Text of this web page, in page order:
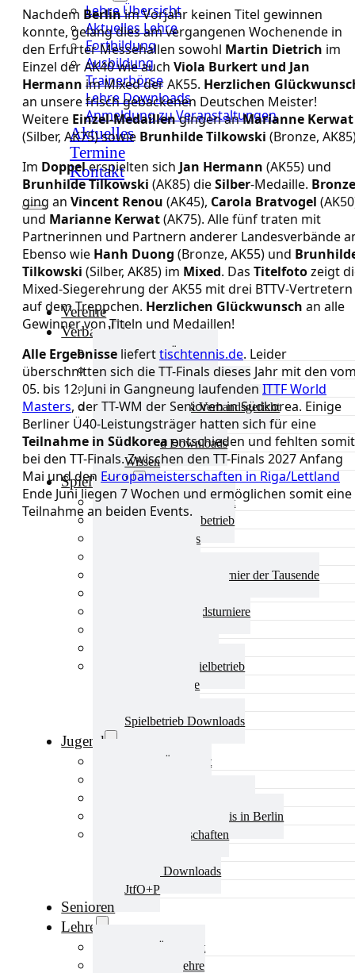
Lehre Übersicht
Aktuelles Lehre
Fortbildung
Ausbildung
Trainerbörse
Lehre Downloads
Anmeldung zu Veranstaltungen
Aktuelles
Termine
Kontakt
Vereine
Verband
Verband Übersicht
Aktuelles Verband
Präsidium & Funktionäre
Ausschüsse & Verbandsgericht
Kinderschutz
Verband Downloads
Wissen
Spielbetrieb
Spielbetrieb Übersicht
Aktuelles Spielbetrieb
BEM & Qualis
TTT – Tischtennisturnier der Tausende
Weitere Verbandsturniere
Mannschaftsspielbetrieb
Vereinsturniere
Spielbetrieb Downloads
Jugend
Jugend Übersicht
Schulsport Tischtennis in Berlin
mini-Meisterschaften
Jugend Downloads
JtfO+P
Senioren
Lehre
Lehre Übersicht
Aktuelles Lehre
Nachdem Berlinim Vorjahr keinen Titel gewinnen
konnte, gelang dies am vergangenen Wochenende in
den Erfurter Messehallen sowohl Martin Dietrich im
Einzel der AK40 wie auch Viola Burkert und Jan
Hermann im Mixed der AK55. Herzlichen
an unsere frisch gebackenen Deutschen Meister!
Weitere Einzel-Medaillengingen anMarianne Kerwat
(Silber, AK75) sowie Brunhilde Tilkowski (Bronze,
Im Doppelerspielten sich Jan Hermann (AK55) und
Brunhilde Tilkowski (AK85) dieSilber-Medaille. Bronze
ging an Vincent Renou (AK45), Carola Bratvogel
und Marianne Kerwat(AK75). Alle fünf traten mit
Partnerinnen und Partnern anderer Landesverbände
Ebenso wie Hanh Duong (Bronze, AK55) und
Tilkowski (Silber, AK85) im Mixed. Das Titelfotozeigt
Mixed-Siegerehrung der AK55 mit drei BTTV-Vertretern
auf dem Treppchen. Herzlichen Glückwunsch an alle
Gewinner von Titeln und Medaillen!
Alle Ergebnisse lieferttischtennis.de. Leider
überschnitten sich die TT-Finals dieses Jahr mit den
05. bis 12. Juni in Gangneung laufenden ITTF World
Masters, der TT-WM der Senioren in Südkorea. Einige
Berliner Ü40-Leistungsträger hatten sich für eine
Teilnahme in Südkoreaentschieden und fehlten somit
bei den TT-Finals. Zwischen den TT-Finals 2027 Anfang
Mai und den Europameisterschaften in Riga/Lettland
Ende Juni liegen 7 Wochen und ermöglichen somit eine
Teilnahme an beiden Events.